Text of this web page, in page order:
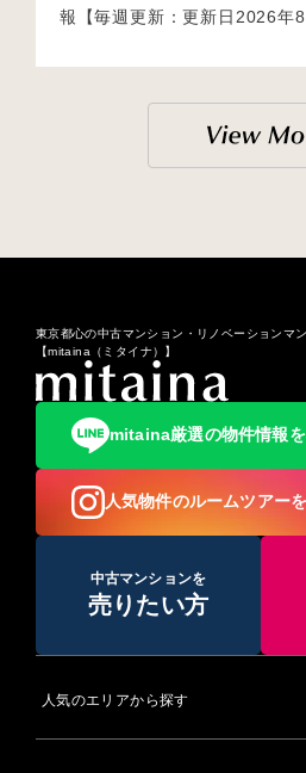
報【毎週更新：更新日2026年8
東京都心の中古マンション・リノベーションマ
【mitaina（ミタイナ）】
mitaina厳選の物件情報
人気物件のルームツアー
中古マンションを
売りたい方
人気のエリアから探す